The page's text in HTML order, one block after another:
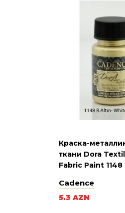
Краска-
ткани Dora
Fabric Paint
Cadence
5.3 AZN